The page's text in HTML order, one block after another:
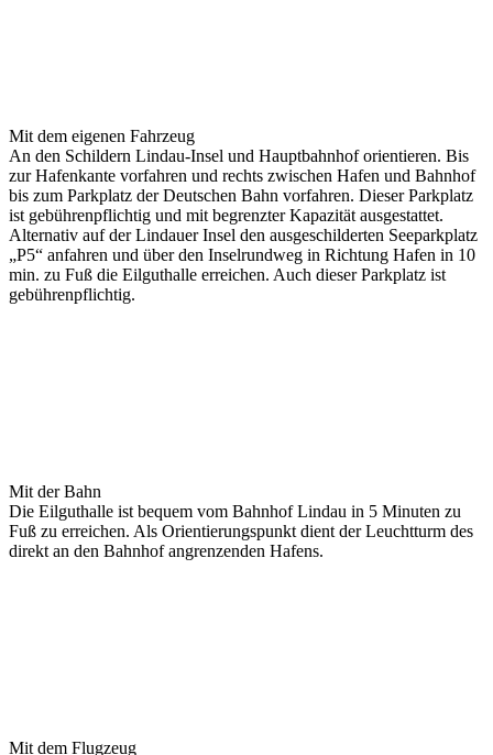
Mit dem eigenen Fahrzeug
An den Schildern Lindau-Insel und Hauptbahnhof orientieren. Bis
zur Hafenkante vorfahren und rechts zwischen Hafen und Bahnhof
bis zum Parkplatz der Deutschen Bahn vorfahren. Dieser Parkplatz
ist gebührenpflichtig und mit begrenzter Kapazität ausgestattet.
Alternativ auf der Lindauer Insel den ausgeschilderten Seeparkplatz
„P5“ anfahren und über den Inselrundweg in Richtung Hafen in 10
min. zu Fuß die Eilguthalle erreichen. Auch dieser Parkplatz ist
gebührenpflichtig.
Mit der Bahn
Die Eilguthalle ist bequem vom Bahnhof Lindau in 5 Minuten zu
Fuß zu erreichen. Als Orientierungspunkt dient der Leuchtturm des
direkt an den Bahnhof angrenzenden Hafens.
Mit dem Flugzeug